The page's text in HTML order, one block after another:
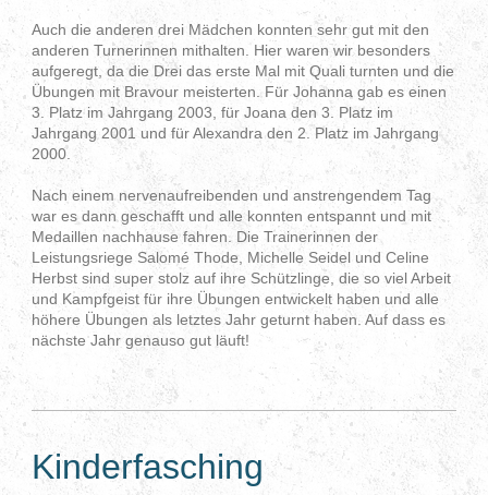
Auch die anderen drei Mädchen konnten sehr gut mit den
anderen Turnerinnen mithalten. Hier waren wir besonders
aufgeregt, da die Drei das erste Mal mit Quali turnten und die
Übungen mit Bravour meisterten. Für Johanna gab es einen
3. Platz im Jahrgang 2003, für Joana den 3. Platz im
Jahrgang 2001 und für Alexandra den 2. Platz im Jahrgang
2000.
Nach einem nervenaufreibenden und anstrengendem Tag
war es dann geschafft und alle konnten entspannt und mit
Medaillen nachhause fahren. Die Trainerinnen der
Leistungsriege Salomé Thode, Michelle Seidel und Celine
Herbst sind super stolz auf ihre Schützlinge, die so viel Arbeit
und Kampfgeist für ihre Übungen entwickelt haben und alle
höhere Übungen als letztes Jahr geturnt haben. Auf dass es
nächste Jahr genauso gut läuft!
Kinderfasching